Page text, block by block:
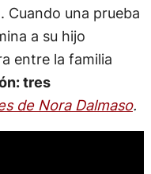
Cuando una prueba
a su hijo
entre la familia
tres
de Nora Dalmaso.